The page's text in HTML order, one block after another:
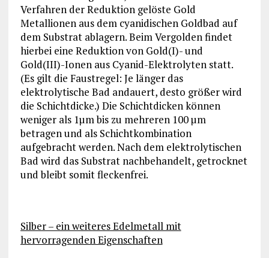
Verfahren der Reduktion gelöste Gold
Metallionen aus dem cyanidischen Goldbad auf
dem Substrat ablagern. Beim Vergolden findet
hierbei eine Reduktion von Gold(I)- und
Gold(III)-Ionen aus Cyanid-Elektrolyten statt.
(Es gilt die Faustregel: Je länger das
elektrolytische Bad andauert, desto größer wird
die Schichtdicke.) Die Schichtdicken können
weniger als 1µm bis zu mehreren 100 µm
betragen und als Schichtkombination
aufgebracht werden. Nach dem elektrolytischen
Bad wird das Substrat nachbehandelt, getrocknet
und bleibt somit fleckenfrei.
Silber – ein weiteres Edelmetall mit
hervorragenden Eigenschaften